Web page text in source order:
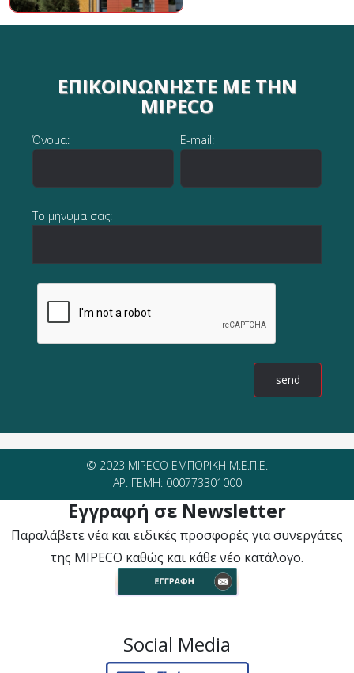
ΕΠΙΚΟΙΝΩΝΉΣΤΕ ΜΕ ΤΗΝ
MIPECO
Όνομα: E-mail:
Το μήνυμα σας:
© 2023 MIPECO ΕΜΠΟΡΙΚΗ Μ.Ε.Π.Ε.
ΑΡ. ΓΕΜΗ: 000773301000
Εγγραφή σε Newsletter
Παραλάβετε νέα και ειδικές προσφορές για συνεργάτες
της MIPECO καθώς και κάθε νέο κατάλογο.
Social Media